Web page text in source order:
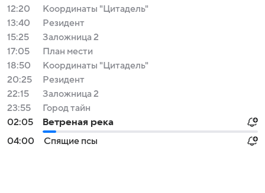
12:20
Координаты "Цитадель"
13:40
Резидент
15:25
Заложница 2
17:05
План мести
18:50
Координаты "Цитадель"
20:25
Резидент
22:15
Заложница 2
23:55
Город тайн
02:05
Ветреная река
04:00
Спящие псы